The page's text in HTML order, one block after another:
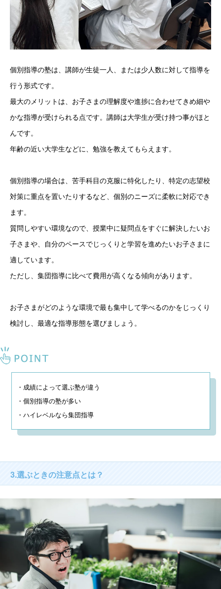
個別指導の塾は、講師が生徒一人、または少人数に対して指導を
行う形式です。
最大のメリットは、お子さまの理解度や進捗に合わせてきめ細や
かな指導が受けられる点です。講師は大学生が受け持つ事がほと
んです。
年齢の近い大学生などに、勉強を教えてもらえます。
個別指導の場合は、苦手科目の克服に特化したり、特定の志望校
対策に重点を置いたりするなど、個別のニーズに柔軟に対応でき
ます。
質問しやすい環境なので、授業中に疑問点をすぐに解決したいお
子さまや、自分のペースでじっくりと学習を進めたいお子さまに
適しています。
ただし、集団指導に比べて費用が高くなる傾向があります。
お子さまがどのような環境で最も集中して学べるのかをじっくり
検討し、最適な指導形態を選びましょう。
・成績によって選ぶ塾が違う
・個別指導の塾が多い
・ハイレベルなら集団指導
3.選ぶときの注意点とは？